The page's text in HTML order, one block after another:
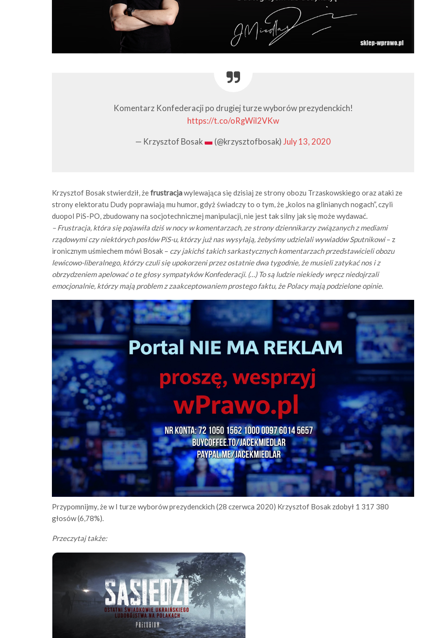
Komentarz Konfederacji po drugiej turze wyborów prezydenckich!
https://t.co/oRgWil2VKw
— Krzysztof Bosak (@krzysztofbosak)July 13, 2020
Krzysztof Bosak stwierdził, żefrustracjawylewająca się dzisiaj ze strony obozu Trzaskowskiego oraz ataki ze
strony elektoratu Dudy poprawiają mu humor, gdyż świadczy to o tym, że „kolos na glinianych nogach”, czyli
duopol PiS-PO, zbudowany na socjotechnicznej manipulacji, nie jest tak silny jak się może wydawać.
– Frustracja, która się pojawiła dziś w nocy w komentarzach, ze strony dziennikarzy związanych z mediami
rządowymi czy niektórych posłów PiS-u, którzy już nas wysyłają, żebyśmy udzielali wywiadów Sputnikowi– z
ironicznym uśmiechem mówi Bosak – czy jakichś takich sarkastycznych komentarzach przedstawicieli obozu
lewicowo-liberalnego, którzy czuli się upokorzeni przez ostatnie dwa tygodnie, że musieli zatykać nos i z
obrzydzeniem apelować o te głosy sympatyków Konfederacji. (…) To są ludzie niekiedy wręcz niedojrzali
emocjonalnie, którzy mają problem z zaakceptowaniem prostego faktu, że Polacy mają podzielone opinie.
Przypomnijmy, że w I turze wyborów prezydenckich (28 czerwca 2020) Krzysztof Bosak zdobył 1 317 380
głosów (6,78%).
Przeczytaj także: